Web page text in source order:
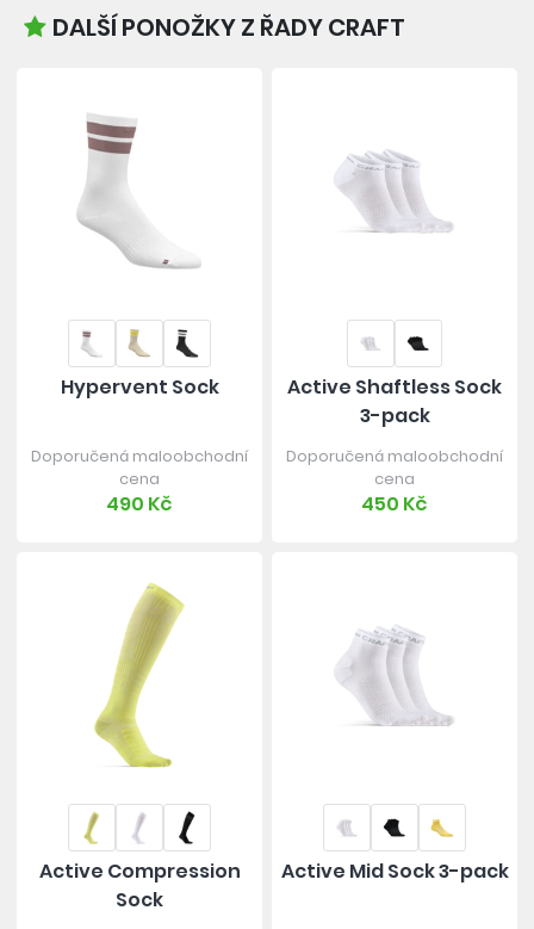
DALŠÍ PONOŽKY Z ŘADY CRAFT
Hypervent Sock
Doporučená maloobchodní
cena
490 Kč
Active Shaftless Sock
3-pack
Doporučená maloobchodní
cena
450 Kč
Active Compression
Sock
Active Mid Sock 3-pack